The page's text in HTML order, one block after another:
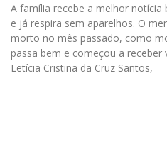
A família recebe a melhor notícia
e já respira sem aparelhos. O
morto no mês passado, como
passa bem e começou a receber
Letícia Cristina da Cruz Santos,